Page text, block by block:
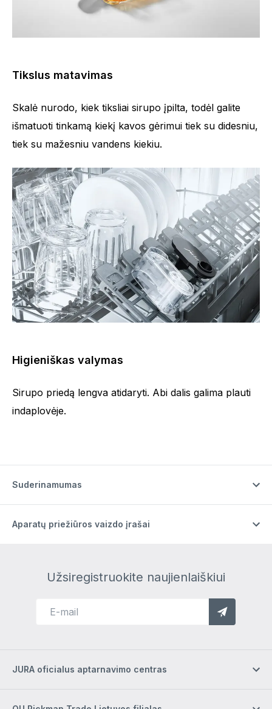
Tikslus matavimas
Skalė nurodo, kiek tiksliai sirupo įpilta, todėl galite
išmatuoti tinkamą kiekį kavos gėrimui tiek su didesniu,
tiek su mažesniu vandens kiekiu.
Higieniškas valymas
Sirupo priedą lengva atidaryti. Abi dalis galima plauti
indaplovėje.
Suderinamumas
Aparatų priežiūros vaizdo įrašai
Užsiregistruokite naujienlaiškiui
JURA oficialus aptarnavimo centras